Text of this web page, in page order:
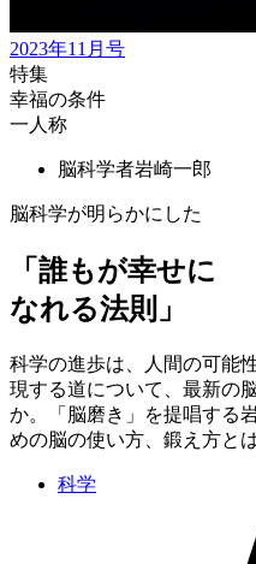
2023年11月号
特集
幸福の条件
一人称
脳科学者岩崎一郎
脳科学が明らかにした
「誰もが幸せに
なれる法則」
科学の進歩は、人間の可能
現する道について、最新の
か。「脳磨き」を提唱する
めの脳の使い方、鍛え方と
科学